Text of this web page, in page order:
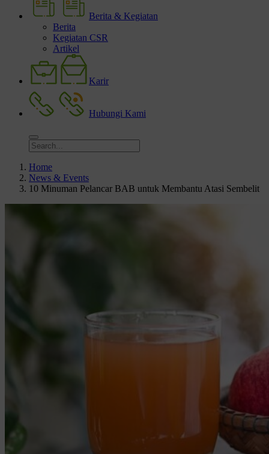
Berita & Kegiatan
Berita
Kegiatan CSR
Artikel
Karir
Hubungi Kami
Home
News & Events
10 Minuman Pelancar BAB untuk Membantu Atasi Sembelit